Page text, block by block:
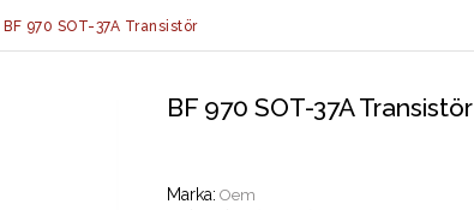
BF 970 SOT-37A Transistör
Marka: Oem
BF 970 SOT-37A Transistör